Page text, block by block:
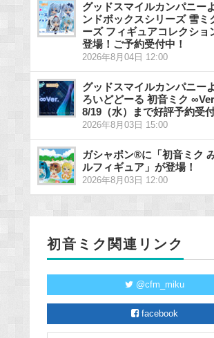
グッドスマイルカンパニー
ンドボックスシリーズ 雪ミ
ーズ フィギュアコレクショ
登場！ご予約受付中！
2026年8月04日 12:00
グッドスマイルカンパニー
ろいどどーる 初音ミク
8/19（水）まで好評予約受
2026年8月03日 15:00
ガシャポン®に「初音ミク
ルフィギュア」が登場！
2026年8月03日 12:00
初音ミク関連リンク
@cfm_miku
facebook